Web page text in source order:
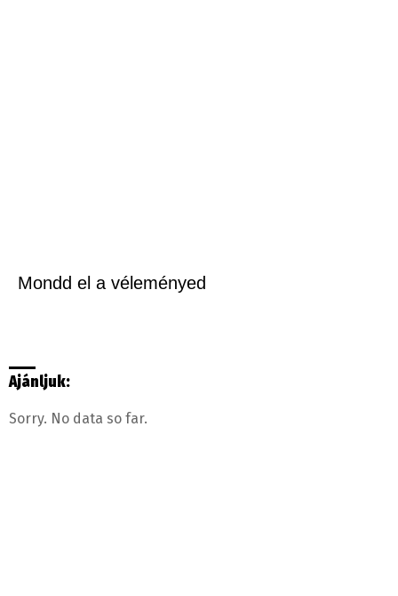
Mondd el a véleményed
Ajánljuk:
Sorry. No data so far.